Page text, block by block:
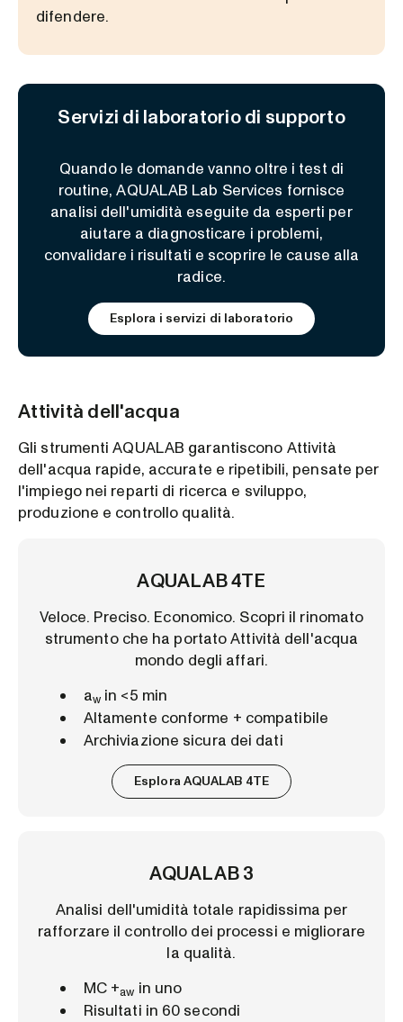
difendere.
Servizi di laboratorio di supporto
Quando le domande vanno oltre i test di
routine, AQUALAB Lab Services fornisce
analisi dell'umidità eseguite da esperti per
aiutare a diagnosticare i problemi,
convalidare i risultati e scoprire le cause alla
radice.
Esplora i servizi di laboratorio
Attività dell'acqua
Gli strumenti AQUALAB garantiscono Attività
dell'acqua rapide, accurate e ripetibili, pensate per
l'impiego nei reparti di ricerca e sviluppo,
produzione e controllo qualità.
AQUALAB 4TE
Veloce. Preciso. Economico. Scopri il rinomato
strumento che ha portato Attività dell'acqua
mondo degli affari.
aw in <5 min
Altamente conforme + compatibile
Archiviazione sicura dei dati
Esplora AQUALAB 4TE
AQUALAB 3
Analisi dell'umidità totale rapidissima per
rafforzare il controllo dei processi e migliorare
la qualità.
MC +aw in uno
Risultati in 60 secondi